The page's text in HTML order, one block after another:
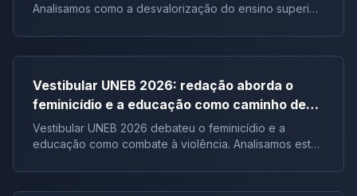
Analisamos como a desvalorização do ensino superior
Brasil.
Vestibular UNEB 2026: redação aborda o
feminicídio e a educação como caminho de
combate à violência
Vestibular UNEB 2026 debateu o feminicídio e a
educação como combate à violência. Analisamos este
para futuras pautas sociais.